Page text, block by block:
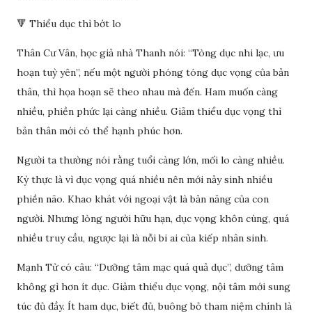
🔻 Thiểu dục thì bớt lo
Thân Cư Vân, học giả nhà Thanh nói: “Tòng dục nhi lạc, ưu
hoạn tuỳ yên”, nếu một người phóng tóng dục vọng của bản
thân, thì họa hoạn sẽ theo nhau mà đến. Ham muốn càng
nhiều, phiền phức lại càng nhiều. Giảm thiểu dục vọng thì
bản thân mới có thể hạnh phúc hơn.
Người ta thường nói rằng tuổi càng lớn, mối lo càng nhiều.
Kỳ thực là vì dục vọng quá nhiều nên mới nảy sinh nhiều
phiền não. Khao khát với ngoại vật là bản năng của con
người. Nhưng lòng người hữu hạn, dục vọng khôn cùng, quá
nhiều truy cầu, ngược lại là nỗi bi ai của kiếp nhân sinh.
Mạnh Tử có câu: “Dưỡng tâm mạc quá quả dục”, dưỡng tâm
không gì hơn ít dục. Giảm thiểu dục vọng, nội tâm mới sung
túc đủ đầy. Ít ham dục, biết đủ, buông bỏ tham niệm chính là